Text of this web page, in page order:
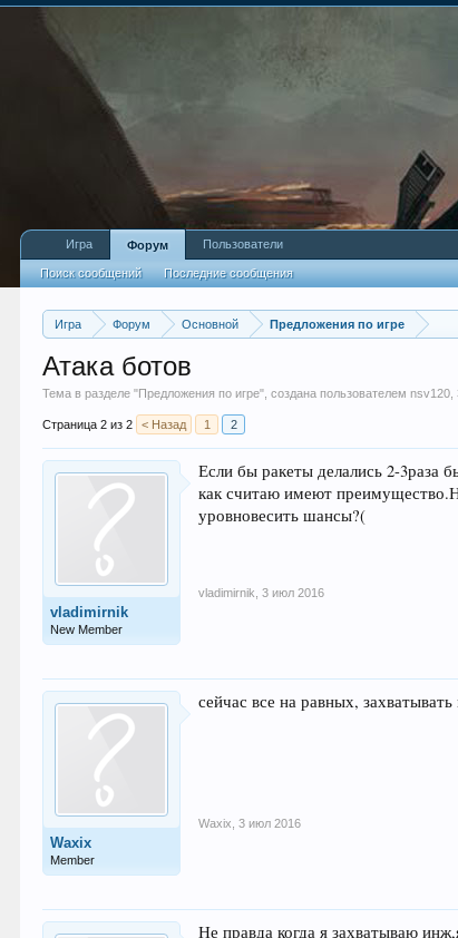
Игра Форум Основной Предложения по игре
Атака ботов
Тема в разделе "Предложения по игре", создана пользователемnsv120 ,
Страница 2 из 2 < Назад 1 2
vladimirnik
New Member
Если бы ракеты делались 2-3раза
как считаю имеют
уровновесить шансы?(
vladimirnik 3 июл 2016
Waxix
Member
сейчас все на равных,
Waxix 3 июл 2016
Не правда когда я захватываю
Игра Форум
Поиск сообщений Последние сообщения
Пользователи